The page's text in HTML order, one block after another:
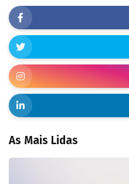
As Mais Lidas